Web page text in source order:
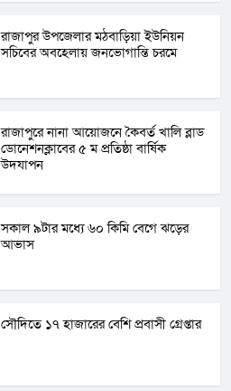
রাজাপুর উপজেলার মঠবাড়িয়া ইউনিয়ন
সচিবের অবহেলায় জনভোগান্তি চরমে
রাজাপুরে নানা আয়োজনে কৈবর্ত খালি ব্লাড
ডোনেশনক্লাবের ৫ ম প্রতিষ্ঠা বার্ষিক
উদযাপন
সকাল ৯টার মধ্যে ৬০ কিমি বেগে ঝড়ের
আভাস
সৌদিতে ১৭ হাজারের বেশি প্রবাসী গ্রেপ্তার